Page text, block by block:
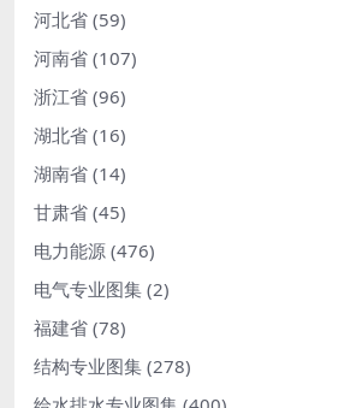
河北省 (59)
河南省 (107)
浙江省 (96)
湖北省 (16)
湖南省 (14)
甘肃省 (45)
电力能源 (476)
电气专业图集 (2)
福建省 (78)
结构专业图集 (278)